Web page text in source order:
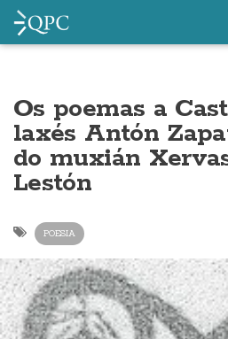
Os poemas a
laxés Antón
do muxián
Lestón
POESIA